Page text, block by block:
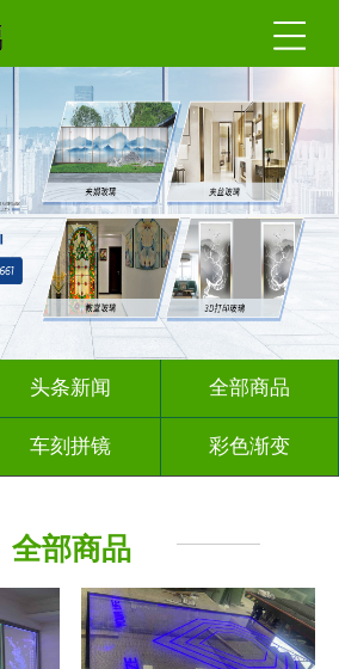
头条新闻 全部商品
车刻拼镜 彩色渐变
深 渊 镜
全部商品